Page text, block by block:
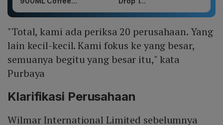
"Total, kami ada periksa 20 perusahaan. Yang
lain kecil-kecil. Kami fokus ke yang besar,
semuanya begitu yang besar itu," kata
Purbaya
Klarifikasi Perusahaan
Wilmar International Limited sebelumnya